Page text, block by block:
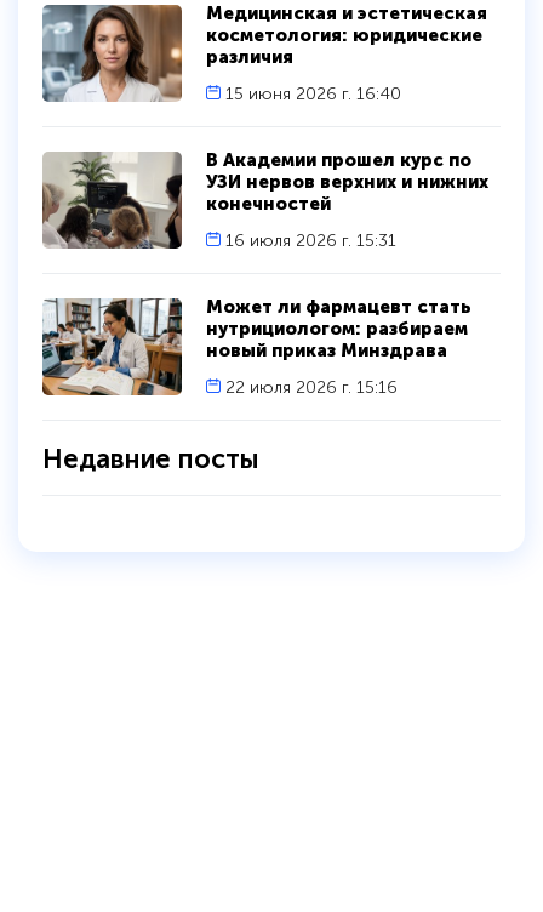
Недавние посты
Может ли фармацевт стать
нутрициологом: разбираем
новый приказ Минздрава
22 июля 2026 г. 15:16
В Академии прошел курс по
УЗИ нервов верхних и нижних
конечностей
16 июля 2026 г. 15:31
Медицинская и эстетическая
косметология: юридические
различия
15 июня 2026 г. 16:40